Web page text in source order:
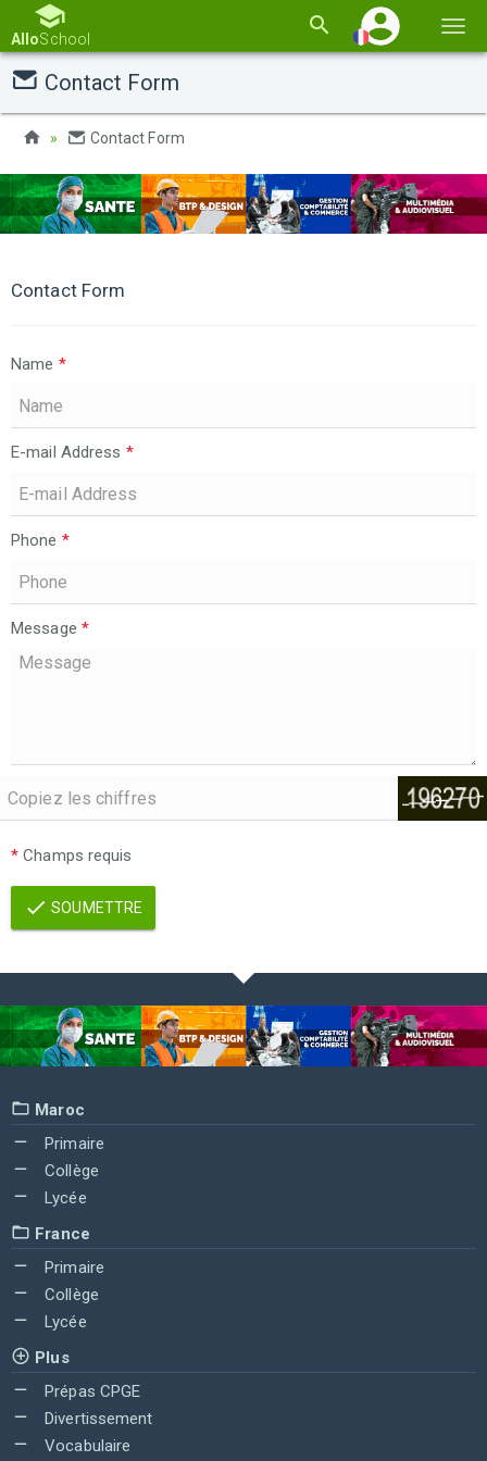
la
AlloSchool
Contact Form
Contact Form
Contact Form
Name *
E-mail Address *
Phone *
Message *
* Champs requis
SOUMETTRE
Maroc
Primaire
Collège
Lycée
France
Primaire
Collège
Lycée
Plus
Prépas CPGE
Divertissement
Vocabulaire